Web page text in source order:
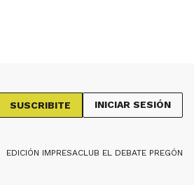
SUSCRIBITE INICIAR SESIÓN
EDICIÓN IMPRESACLUB EL DEBATE PREGÓN